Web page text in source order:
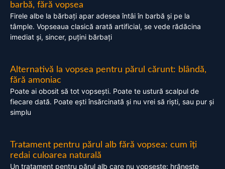
barbă, fără vopsea
Firele albe la bărbați apar adesea întâi în barbă și pe la
tâmple. Vopseaua clasică arată artificial, se vede rădăcina
imediat și, sincer, puțini bărbați
Alternativă la vopsea pentru părul cărunt: blândă,
fără amoniac
Poate ai obosit să tot vopsești. Poate te ustură scalpul de
fiecare dată. Poate ești însărcinată și nu vrei să riști, sau pur și
simplu
Tratament pentru părul alb fără vopsea: cum îți
redai culoarea naturală
Un tratament pentru părul alb care nu vopsește: hrănește